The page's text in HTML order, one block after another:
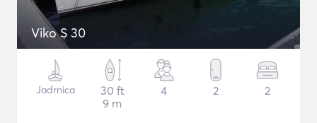
Viko S 30
Jadrnica
30 ft
9 m
4 2 2